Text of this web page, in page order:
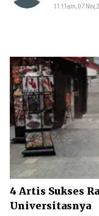
11:11am, 07 Nov,
4 Artis Sukses
Universitasnya